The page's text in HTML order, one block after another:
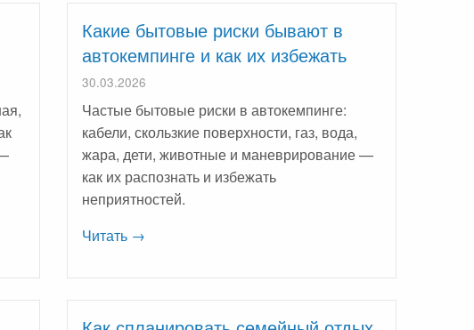
Какие бытовые риски бывают в
автокемпинге и как их избежать
30.03.2026
Частые бытовые риски в автокемпинге:
кабели, скользкие поверхности, газ, вода,
жара, дети, животные и маневрирование —
как их распознать и избежать
неприятностей.
Читать →